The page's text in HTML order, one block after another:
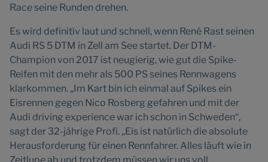
Race seine Runden drehen.
Es wird definitiv laut und schnell, wenn René Rast seinen
Audi RS 5 DTM in Zell am See startet. Der DTM-
Champion von 2017 ist neugierig, wie gut die Spike-
Reifen mit den mehr als 500 PS seines Rennwagens
klarkommen. „Im Kart bin ich einmal auf Spikes ein
Eisrennen gegen Nico Rosberg gefahren und mit der
Audi driving experience war ich schon in Schweden“,
sagt der 32-jährige Profi. „Eis ist natürlich die absolute
Herausforderung für einen Rennfahrer. Alles läuft wie in